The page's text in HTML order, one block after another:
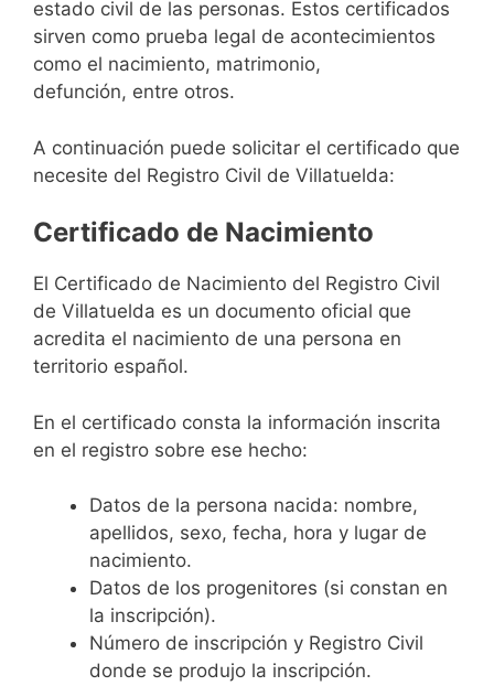
estado civil de las personas. Estos certificados
sirven como prueba legal de acontecimientos
como el nacimiento, matrimonio,
defunción, entre otros.
A continuación puede solicitar el certificado que
necesite del Registro Civil de Villatuelda:
Certificado de Nacimiento
El Certificado de Nacimiento del Registro Civil
de Villatuelda es un documento oficial que
acredita el nacimiento de una persona en
territorio español.
En el certificado consta la información inscrita
en el registro sobre ese hecho:
Datos de la persona nacida: nombre,
apellidos, sexo, fecha, hora y lugar de
nacimiento.
Datos de los progenitores (si constan en
la inscripción).
Número de inscripción y Registro Civil
donde se produjo la inscripción.